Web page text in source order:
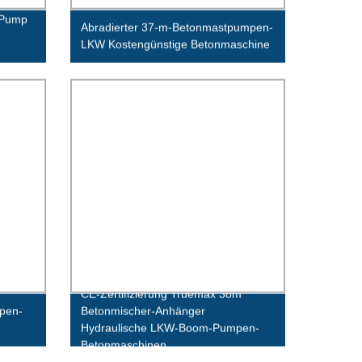
Abradierter 37-m-Betonmastpumpen-
LKW Kostengünstige Betonmaschine
CE-Zertifizierung Truemax 38m
Betonmischer-Anhänger
Hydraulische LKW-Boom-Pumpen-
Betonmaschinen